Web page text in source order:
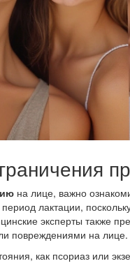
на лице, важно
лактации,
эксперты также
повреждениями на лице.
как псориаз или